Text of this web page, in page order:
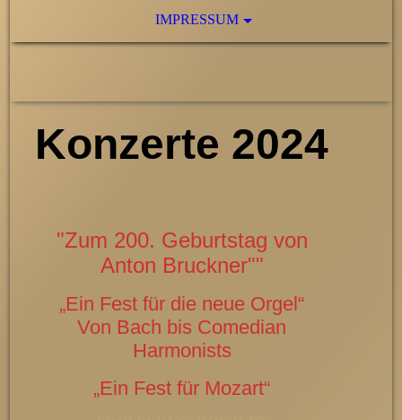
IMPRESSUM
Konzerte 2024
"Zum 200. Geburtstag von
Anton Bruckner""
„Ein Fest für die neue Orgel“
Von Bach bis Comedian
Harmonists
„Ein Fest für Mozart“